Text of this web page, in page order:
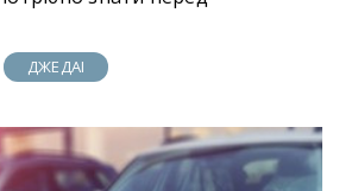
ДЖЕДАІ